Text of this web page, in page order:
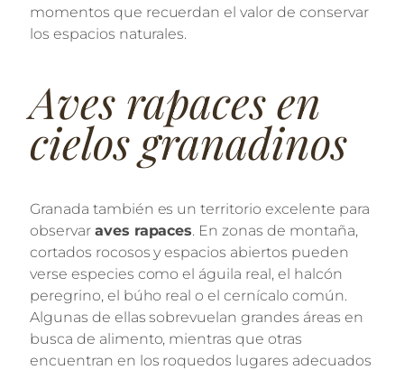
momentos que recuerdan el valor de conservar
los espacios naturales.
Aves rapaces en
cielos granadinos
Granada también es un territorio excelente para
observar aves rapaces. En zonas de montaña,
cortados rocosos y espacios abiertos pueden
verse especies como el águila real, el halcón
peregrino, el búho real o el cernícalo común.
Algunas de ellas sobrevuelan grandes áreas en
busca de alimento, mientras que otras
encuentran en los roquedos lugares adecuados